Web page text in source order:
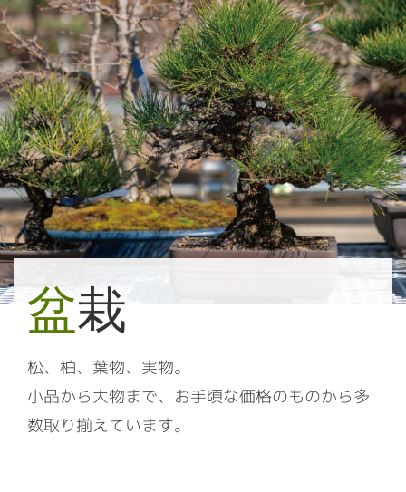
盆栽
松、柏、葉物、実物。
小品から大物まで、お手頃な価格のものから多
数取り揃えています。